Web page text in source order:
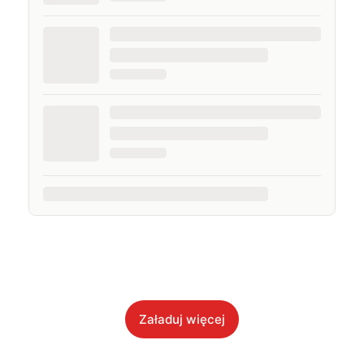
Załaduj więcej